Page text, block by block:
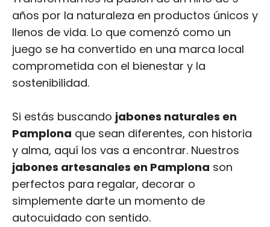
años por la naturaleza en productos únicos y
llenos de vida. Lo que comenzó como un
juego se ha convertido en una marca local
comprometida con el bienestar y la
sostenibilidad.
Si estás buscando jabones naturales en
Pamplona que sean diferentes, con historia
y alma, aquí los vas a encontrar. Nuestros
jabones artesanales en Pamplona son
perfectos para regalar, decorar o
simplemente darte un momento de
autocuidado con sentido.